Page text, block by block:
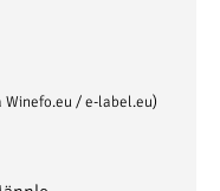
Winefo.eu / e-label.eu)